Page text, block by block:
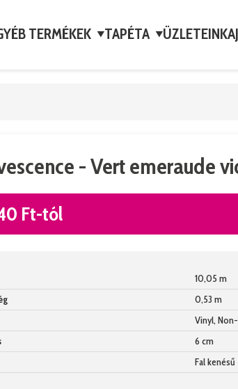
TERMÉKEK ▼TAPÉTA ▼ÜZLETEINK
- Vert emeraude
Ft-tól
10,05 m
0,53 m
Vinyl,
6 cm
Fal kenésű